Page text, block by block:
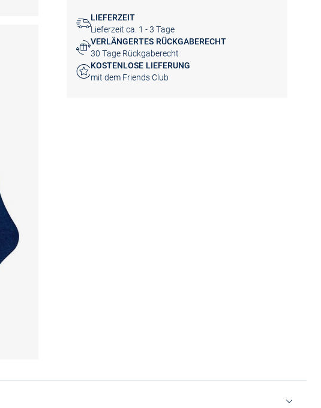
LIEFERZEIT
Lieferzeit ca. 1 - 3 Tage
VERLÄNGERTES RÜCKGABERECHT
30 Tage Rückgaberecht
KOSTENLOSE LIEFERUNG
mit dem Friends Club